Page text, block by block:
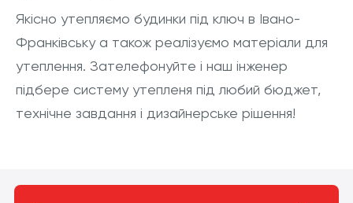
Якісно утепляємо будинки під ключ в Івано-
Франківську а також реалізуємо матеріали для
утеплення. Зателефонуйте і наш інженер
підбере систему утепленя під любий бюджет,
технічне завдання і дизайнерське рішення!